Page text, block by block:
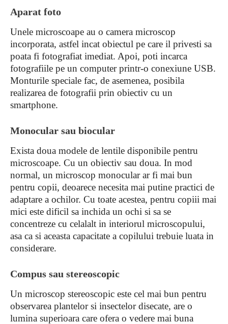
Aparat foto
Unele microscoape au o camera microscop
incorporata, astfel incat obiectul pe care il privesti sa
poata fi fotografiat imediat. Apoi, poti incarca
fotografiile pe un computer printr-o conexiune USB.
Monturile speciale fac, de asemenea, posibila
realizarea de fotografii prin obiectiv cu un
smartphone.
Monocular sau biocular
Exista doua modele de lentile disponibile pentru
microscoape. Cu un obiectiv sau doua. In mod
normal, un microscop monocular ar fi mai bun
pentru copii, deoarece necesita mai putine practici de
adaptare a ochilor. Cu toate acestea, pentru copiii mai
mici este dificil sa inchida un ochi si sa se
concentreze cu celalalt in interiorul microscopului,
asa ca si aceasta capacitate a copilului trebuie luata in
considerare.
Compus sau stereoscopic
Un microscop stereoscopic este cel mai bun pentru
observarea plantelor si insectelor disecate, are o
lumina superioara care ofera o vedere mai buna